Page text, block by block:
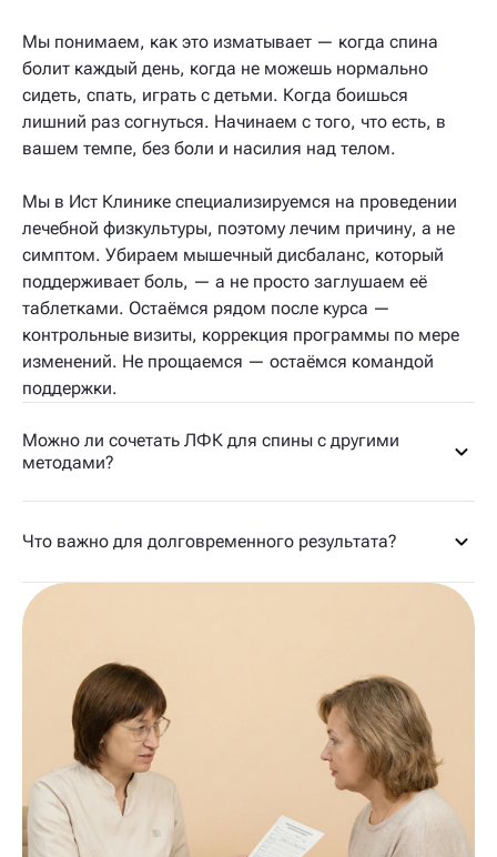
Мы понимаем, как это изматывает — когда спина
болит каждый день, когда не можешь нормально
сидеть, спать, играть с детьми. Когда боишься
лишний раз согнуться. Начинаем с того, что есть, в
вашем темпе, без боли и насилия над телом.
Мы в Ист Клинике специализируемся на проведении
лечебной физкультуры, поэтому лечим причину, а не
симптом. Убираем мышечный дисбаланс, который
поддерживает боль, — а не просто заглушаем её
таблетками. Остаёмся рядом после курса —
контрольные визиты, коррекция программы по мере
изменений. Не прощаемся — остаёмся командой
поддержки.
Можно ли сочетать ЛФК для спины с другими
методами?
Что важно для долговременного результата?